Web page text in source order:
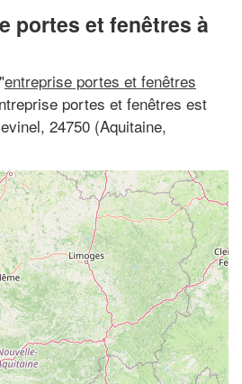
portes et fenêtres à
entreprise portes et fenêtres
portes et fenêtres est
24750 (Aquitaine,